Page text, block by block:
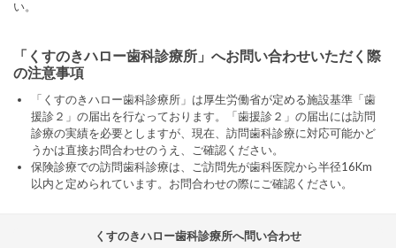
い。
「くすのきハロー歯科診療所」へお問い合わせいただく際
の注意事項
「くすのきハロー歯科診療所」は厚生労働省が定める施設基準「歯
援診２」の届出を行なっております。「歯援診２」の届出には訪問
診療の実績を必要としますが、現在、訪問歯科診療に対応可能かど
うかは直接お問合わせのうえ、ご確認ください。
保険診療での訪問歯科診療は、ご訪問先が歯科医院から半径16Km
以内と定められています。お問合わせの際にご確認ください。
くすのきハロー歯科診療所へ問い合わせ